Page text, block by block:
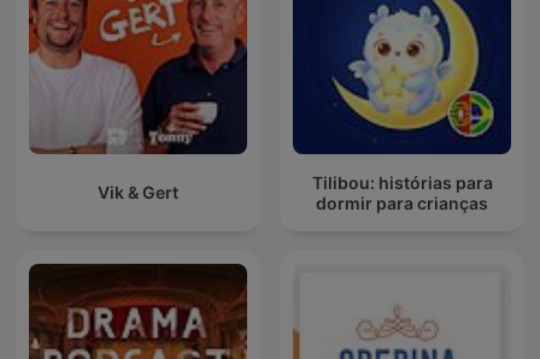
Vik & Gert
Tilibou: histórias para
dormir para crianças